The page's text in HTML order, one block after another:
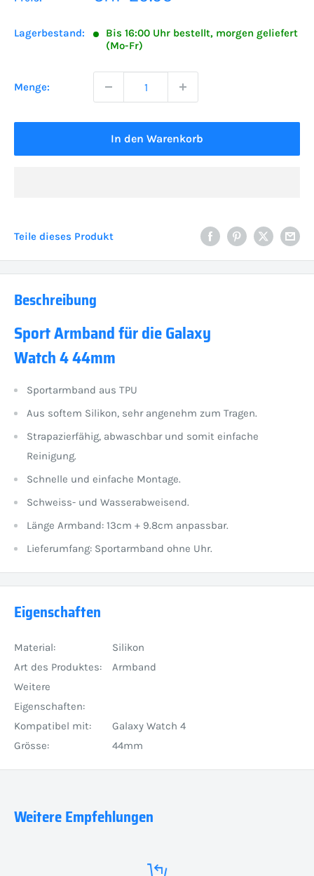
Lagerbestand:
Bis 16:00 Uhr bestellt, morgen geliefert
(Mo-Fr)
Menge:
In den Warenkorb
Teile dieses Produkt
Beschreibung
Sport Armband für die Galaxy
Watch 4 44mm
Sportarmband aus TPU
Aus softem Silikon, sehr angenehm zum Tragen.
Strapazierfähig, abwaschbar und somit einfache
Reinigung.
Schnelle und einfache Montage.
Schweiss- und Wasserabweisend.
Länge Armband: 13cm + 9.8cm anpassbar.
Lieferumfang: Sportarmband ohne Uhr.
Eigenschaften
Material:
Silikon
Art des Produktes:
Armband
Weitere
Eigenschaften:
Kompatibel mit:
Galaxy Watch 4
Grösse:
44mm
Weitere Empfehlungen